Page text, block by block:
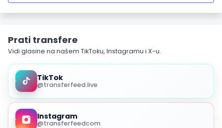
Prati transfere
Vidi glasine na našem TikToku, Instagramu i X-u.
TikTok
@transferfeed.live
Instagram
@transferfeedcom